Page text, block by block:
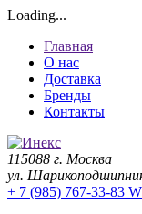
Loading...
Главная
О нас
Доставка
Бренды
Контакты
115088 г. Москва
ул.
+ 7 (985) 767-33-83